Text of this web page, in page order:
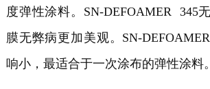
度弹性涂料。 SN-DEFOAMER 345
膜无弊病更加美观。 SN-
响小，最适合于一次涂布的弹性涂料。